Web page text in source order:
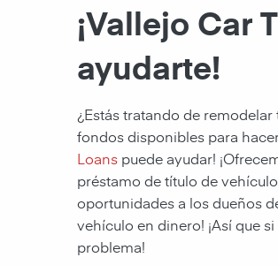
¡Vallejo Car
ayudarte!
¿Estás tratando de
fondos disponibles para
Loans puede ayudar!
préstamo de título de
oportunidades a los dueños
vehículo en dinero! ¡Así que
problema!